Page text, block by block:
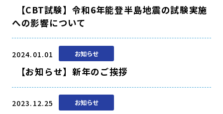
【CBT試験】令和6年能登半島地震の試験実施
への影響について
2024.01.01 お知らせ
【お知らせ】新年のご挨拶
2023.12.25 お知らせ